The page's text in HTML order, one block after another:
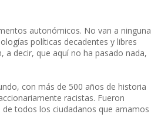
autonómicos. No van a ninguna
políticas decadentes y libres
a decir, que aquí no ha pasado nada,
con más de 500 años de historia
racistas. Fueron
todos los ciudadanos que amamos